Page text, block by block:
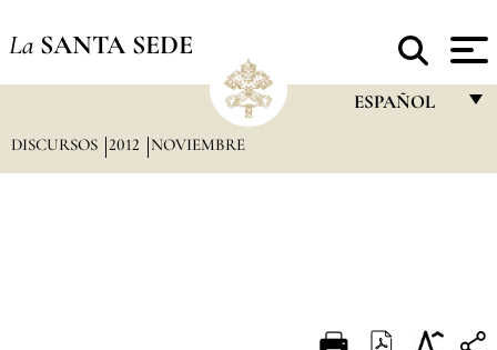
La SANTA SEDE
ESPAÑOL
DISCURSOS 2012 NOVIEMBRE